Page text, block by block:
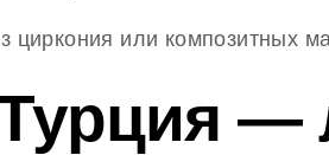
циркония или композитных
—